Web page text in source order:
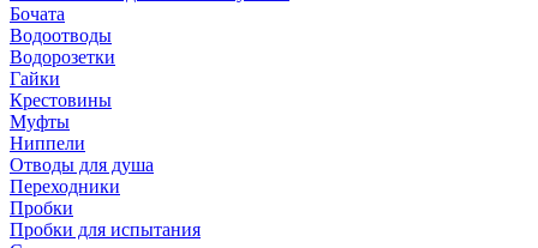
Бочата
Водоотводы
Водорозетки
Гайки
Крестовины
Муфты
Ниппели
Отводы для душа
Переходники
Пробки
Пробки для испытания